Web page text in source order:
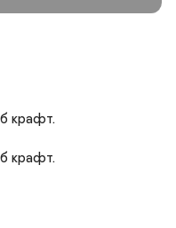
крафт.
крафт.